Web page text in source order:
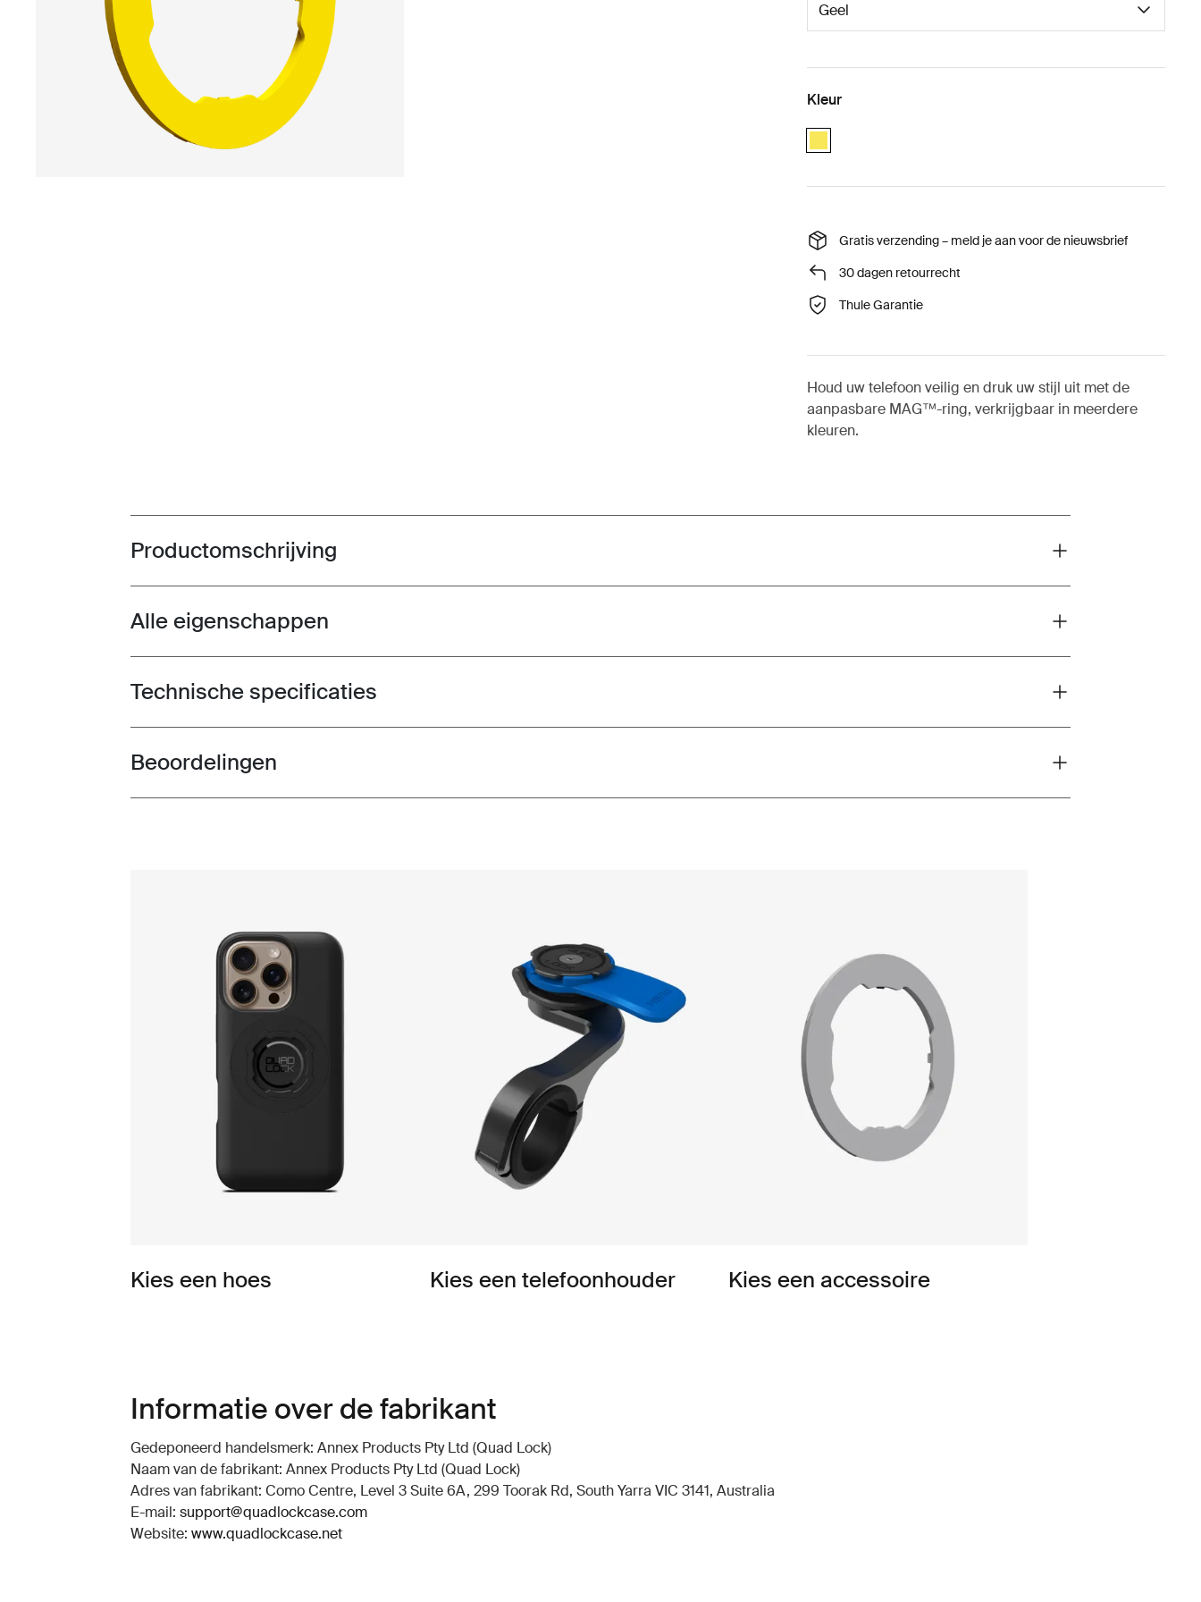
Kleur
Gratis verzending – meld je aan voor de nieuwsbrief
30 dagen retourrecht
Thule Garantie
Houd uw telefoon veilig en druk uw stijl uit met de
aanpasbare MAG™-ring, verkrijgbaar in meerdere
kleuren.
Toggle overview
Productomschrijving
Toggle features
Alle eigenschappen
Toggle techspec
Technische specificaties
Toggle overview
Beoordelingen
Kies een hoes Kies een telefoonhouder Kies een accessoire
Informatie over de fabrikant
Gedeponeerd handelsmerk: Annex Products Pty Ltd (Quad Lock)
Naam van de fabrikant: Annex Products Pty Ltd (Quad Lock)
Adres van fabrikant: Como Centre, Level 3 Suite 6A, 299 Toorak Rd, South Yarra VIC 3141, Australia
E-mail: support@quadlockcase.com
Website: www.quadlockcase.net